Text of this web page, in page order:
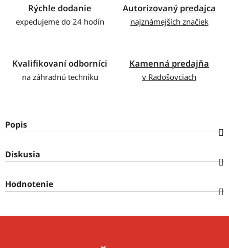
Rýchle dodanie
expedujeme do 24 hodín
Autorizovaný predajca
najznámejších značiek
Kvalifikovaní odborníci
na záhradnú techniku
Kamenná predajňa
v Radošovciach
Popis
Diskusia
Hodnotenie